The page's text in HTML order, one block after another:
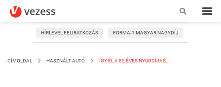
HÍRLEVÉL FELIRATKOZÁS FORMA-1 MAGYAR NAGYDÍJ
CÍMOLDAL HASZNÁLT AUTÓ ÍGY ÉL A 82 ÉVES NYUGDÍJAS,...